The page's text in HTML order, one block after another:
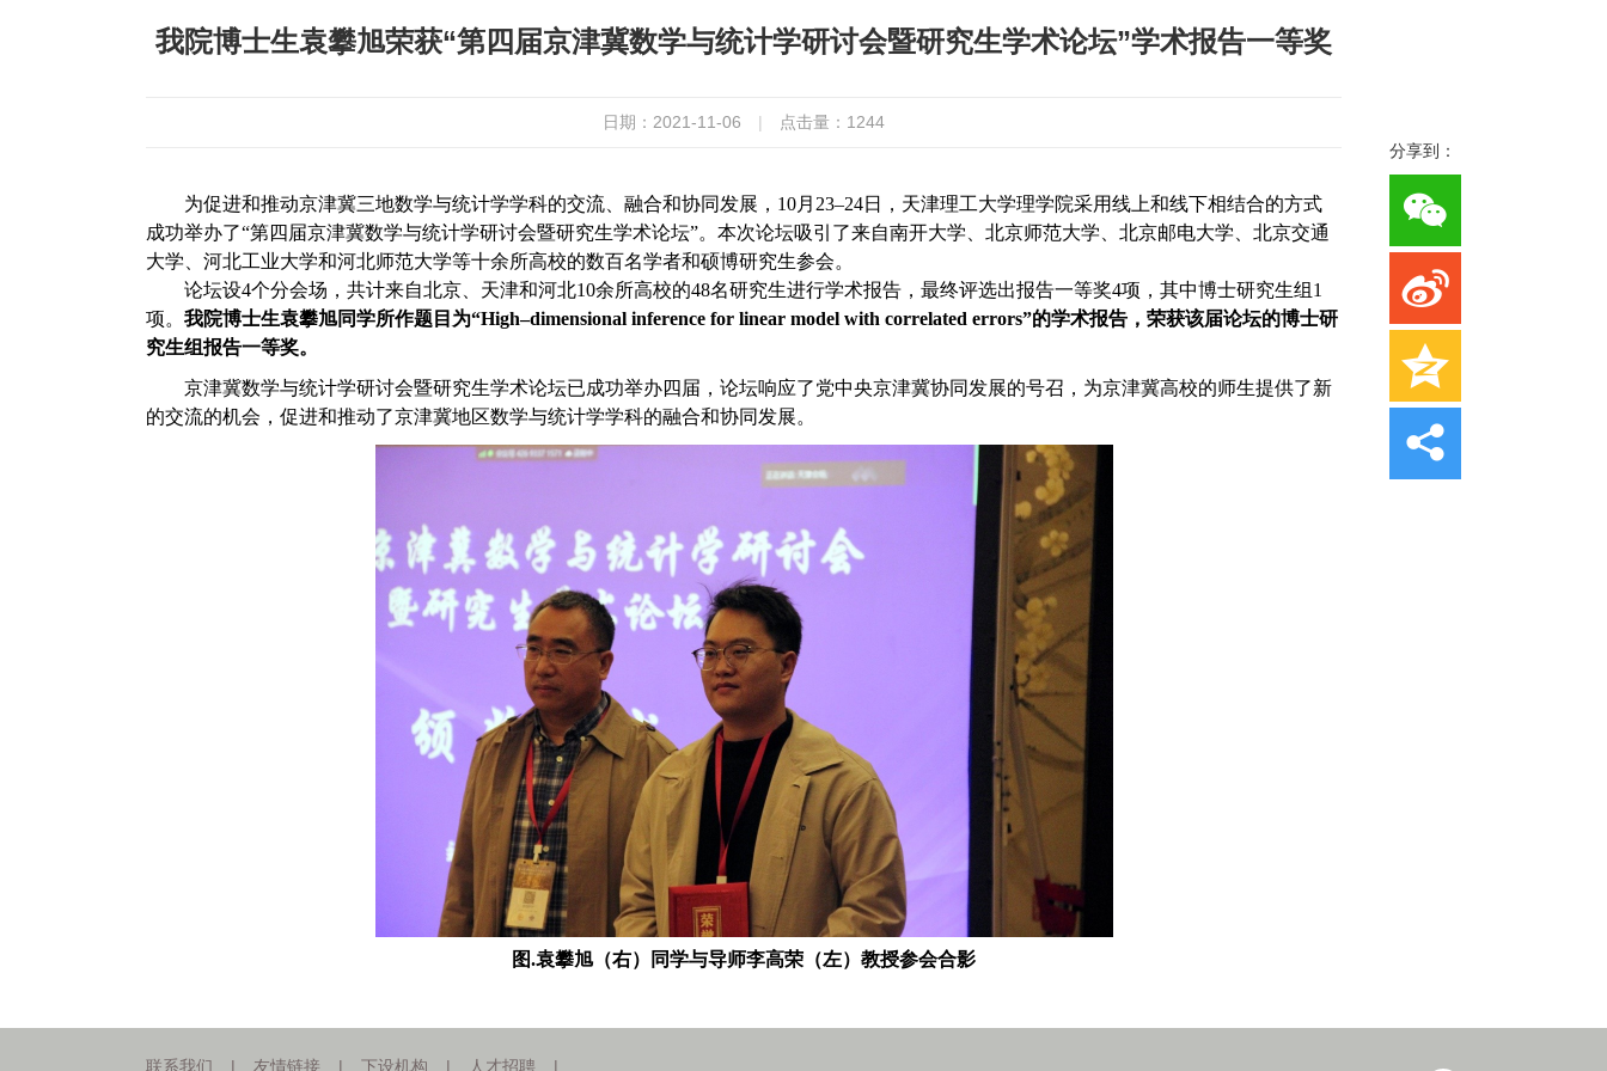
我院博士生袁攀旭荣获“第四届京津冀数学与统计学研讨会暨研究生学术论坛”学术报告一等奖
日期：2021-11-06 | 点击量： 1244
为促进和推动京津冀三地数学与统计学学科的交流、融合和协同发展，10月23–24日，天津理工大学理学院采用线上和线下相结合的方式
成功举办了“第四届京津冀数学与统计学研讨会暨研究生学术论坛”。本次论坛吸引了来自南开大学、北京师范大学、北京邮电大学、北京交通
大学、河北工业大学和河北师范大学等十余所高校的数百名学者和硕博研究生参会。
论坛设4个分会场，共计来自北京、天津和河北10余所高校的48名研究生进行学术报告，最终评选出报告一等奖4项，其中博士研究生组 1
项。 我院博士生袁攀旭同学所作题目为“High–dimensional inference for linear model with correlated errors”的学术报告，荣获该届论坛的博士研
究生组报告一等奖。
京津冀数学与统计学研讨会暨研究生学术论坛已成功举办四届，论坛响应了党中央京津冀协同发展的号召，为京津冀高校的师生提供了新
的交流的机会，促进和推动了京津冀地区数学与统计学学科的融合和协同发展。
图.袁攀旭（右）同学与导师李高荣（左）教授参会合影
分享到：
联系我们 | 友情链接 | 下设机构 | 人才招聘 |